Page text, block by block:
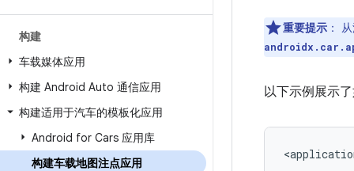
构建
车载媒体应用
构建 Android Auto 通信应用
构建适用于汽车的模板化应用
Android for Cars 应用库
构建车载地图注点应用
重要提示 ：
以下示例展示